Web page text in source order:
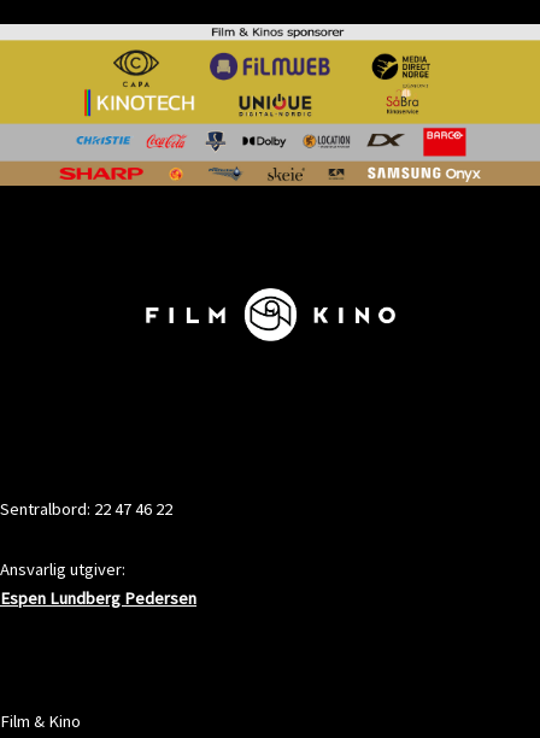
Sentralbord: 22 47 46 22
Ansvarlig utgiver:
Espen Lundberg Pedersen
Film & Kino